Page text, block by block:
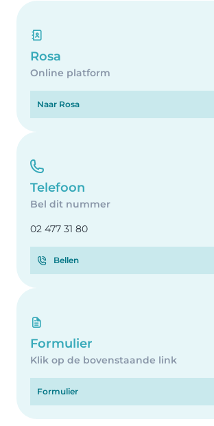
Rosa
Online platform
Naar Rosa
Telefoon
Bel dit nummer
02 477 31 80
Bellen
Formulier
Klik op de bovenstaande link
Formulier